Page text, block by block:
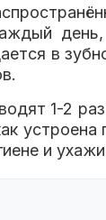
в
1-2
и